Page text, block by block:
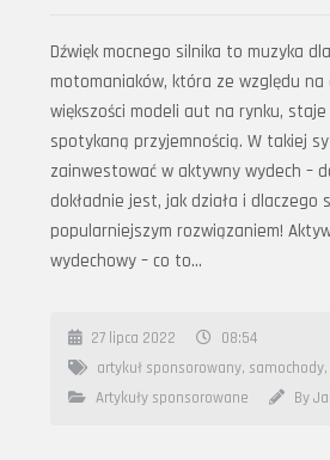
Dźwięk mocnego silnika to muzyka
motomaniaków, która ze względu na
większości modeli aut na rynku,
spotykaną przyjemnością. W takiej
zainwestować w aktywny wydech –
dokładnie jest, jak działa i dlaczego
popularniejszym rozwiązaniem!
wydechowy – co to…
27 lipca 2022
08:54
artykuł sponsorowany, samochody,
Artykuły sponsorowane
By